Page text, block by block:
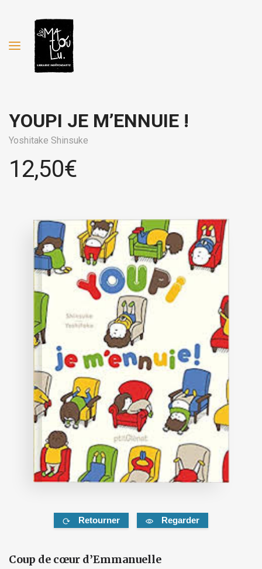
YOUPI JE M’ENNUIE !
Yoshitake Shinsuke
12,50€
Retourner Regarder
Coup de cœur d’Emmanuelle